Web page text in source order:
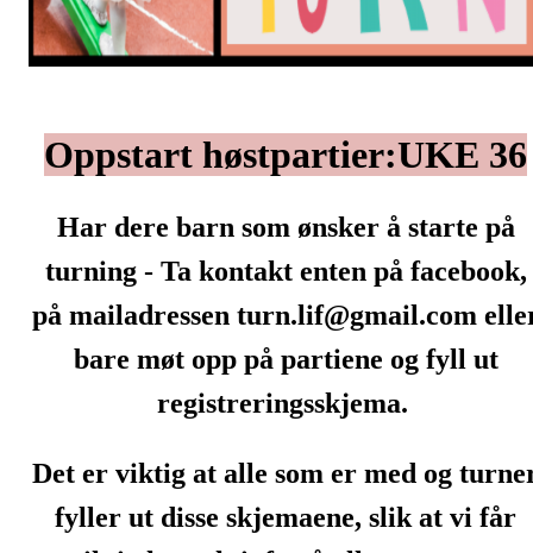
Oppstart høstpartier:UKE 36
Har dere barn som ønsker å starte på
turning - Ta kontakt enten på facebook,
på mailadressen turn.lif@gmail.com
bare møt opp på partiene og fyll ut
registreringsskjema.
Det er viktig at alle som er med og
fyller ut disse skjemaene, slik at vi får